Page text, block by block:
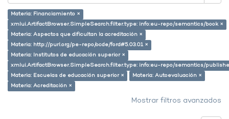
Materia: Financiamiento ×
xmlui.ArtifactBrowser.SimpleSearch.filter.type: info:eu-repo/semantics/book ×
Materia: Aspectos que dificultan la acreditación ×
Materia: http://purl.org/pe-repo/ocde/ford#5.03.01 ×
Materia: Institutos de educación superior ×
xmlui.ArtifactBrowser.SimpleSearch.filter.type: info:eu-repo/semantics/
Materia: Escuelas de educación superior ×
Materia: Autoevaluación ×
Materia: Acreditación ×
Mostrar filtros avanzados